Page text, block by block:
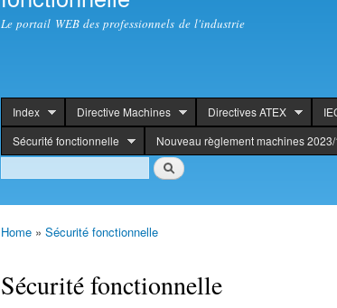
Le portail WEB des professionnels de l'industrie
header
Index Directive Machines Directives ATEX
Sécurité fonctionnelle
Nouveau règlement machines
Rechercher
Search
Home » Sécurité fonctionnelle
Sécurité fonctionnelle